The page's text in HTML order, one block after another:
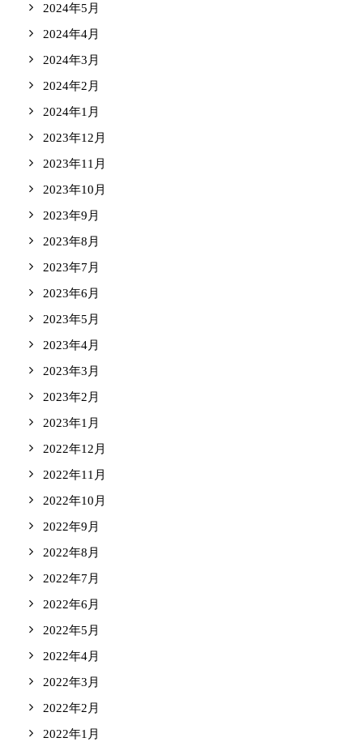
2024年5月
2024年4月
2024年3月
2024年2月
2024年1月
2023年12月
2023年11月
2023年10月
2023年9月
2023年8月
2023年7月
2023年6月
2023年5月
2023年4月
2023年3月
2023年2月
2023年1月
2022年12月
2022年11月
2022年10月
2022年9月
2022年8月
2022年7月
2022年6月
2022年5月
2022年4月
2022年3月
2022年2月
2022年1月